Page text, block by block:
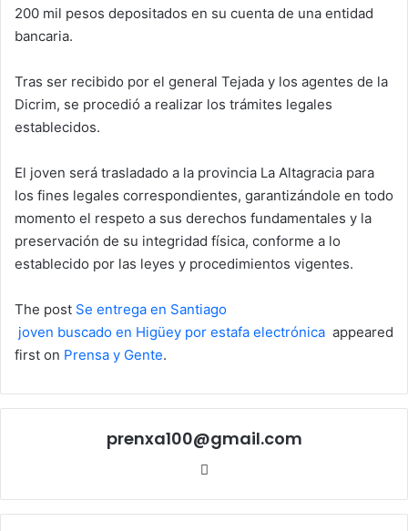
200 mil pesos depositados en su cuenta de una entidad
bancaria.
Tras ser recibido por el general Tejada y los agentes de la
Dicrim, se procedió a realizar los trámites legales
establecidos.
El joven será trasladado a la provincia La Altagracia para
los fines legales correspondientes, garantizándole en todo
momento el respeto a sus derechos fundamentales y la
preservación de su integridad física, conforme a lo
establecido por las leyes y procedimientos vigentes.
The post Se entrega en Santiago
joven buscado en Higüey por estafa electrónica appeared
first on Prensa y Gente.
prenxa100@gmail.com